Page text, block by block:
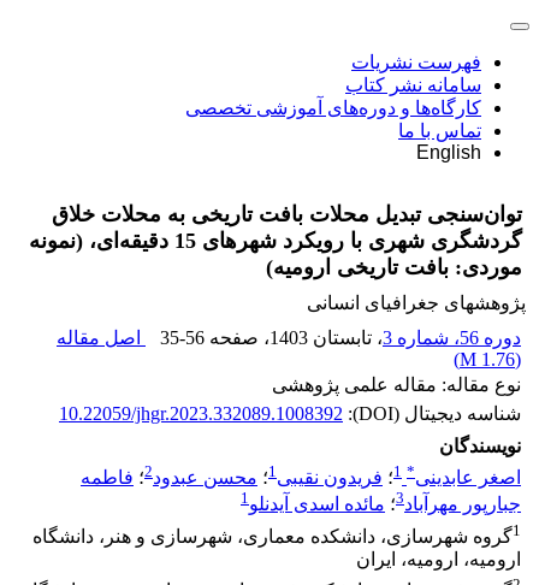
فهرست نشریات
سامانه نشر کتاب
کارگاه‌ها و دوره‌های آموزشی تخصصی
تماس با ما
English
توان‌سنجی تبدیل محلات بافت تاریخی به محلات خلاق
گردشگری شهری با رویکرد شهرهای 15 دقیقه‌ای، (نمونه‌
موردی: بافت تاریخی ارومیه)
پژوهشهای جغرافیای انسانی
دوره 56، شماره 3
، تابستان 1403 ، صفحه 35-56
اصل مقاله
(
1.76 M
)
نوع مقاله: مقاله علمی پژوهشی
شناسه دیجیتال (DOI):
10.22059/jhgr.2023.332089.1008392
نویسندگان
اصغر عابدینی*
1؛ فریدون نقیبی1؛ محسن عبدود2؛ فاطمه
جبارپور مهرآباد3؛ مائده اسدی آیدنلو1
1گروه شهرسازی، دانشکده معماری، شهرسازی و هنر، دانشگاه
ارومیه، ارومیه، ایران